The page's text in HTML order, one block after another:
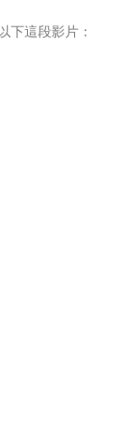
下這段影片：